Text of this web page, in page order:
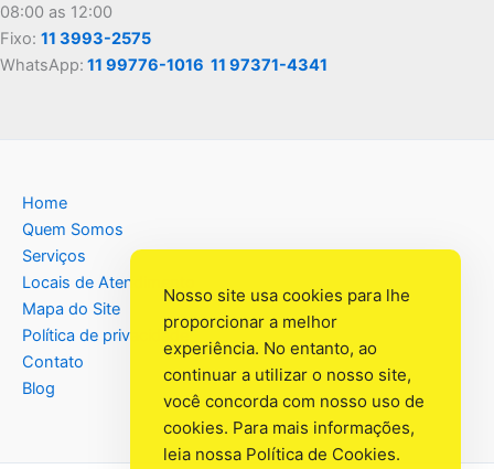
08:00 as 12:00
Fixo: 11 3993-2575
WhatsApp: 11 99776-1016 11 97371-4341
Home
Quem Somos
Serviços
Locais de Atendimento
Mapa do Site
Política de privacidade
Contato
Blog
Nosso site usa cookies para lhe
proporcionar a melhor
experiência. No entanto, ao
continuar a utilizar o nosso site,
você concorda com nosso uso de
cookies. Para mais informações,
leia nossa Política de Cookies.